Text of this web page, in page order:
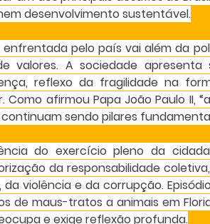
desenvolvimento sustentável.
enfrentada pelo país vai além da
valores. A sociedade
reflexo da fragilidade na
Como afirmou Papa João Paulo II,
sendo pilares
do exercício pleno da
da responsabilidade
da violência e da corrupção.
de maus-tratos a animais em
e exige reflexão profunda.